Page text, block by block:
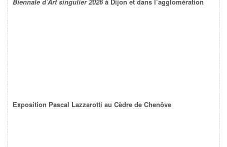
Exposition Pascal Lazzarotti au Cèdre de Chenôve